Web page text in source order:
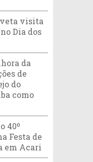
visita
Dia dos
da
de
do
como
40º
Festa de
em Acari